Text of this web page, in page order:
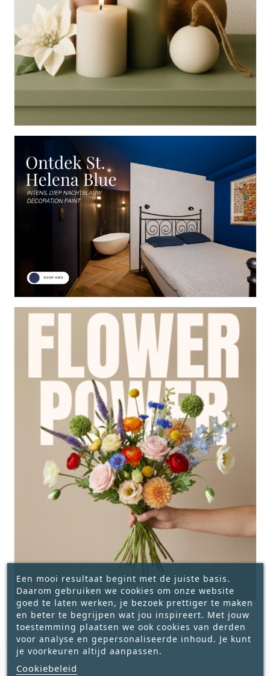
Een mooi resultaat begint met de juiste basis.
Daarom gebruiken we cookies om onze website
goed te laten werken, je bezoek prettiger te maken
en beter te begrijpen wat jou inspireert. Met jouw
toestemming plaatsen we ook cookies van derden
voor analyse en gepersonaliseerde inhoud. Je kunt
je voorkeuren altijd aanpassen.
Cookiebeleid